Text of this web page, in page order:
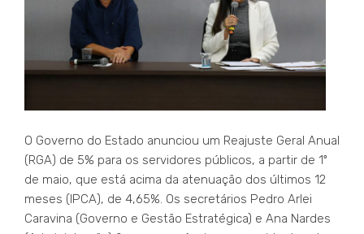
O Governo do Estado anunciou um Reajuste Geral Anual
(RGA) de 5% para os servidores públicos, a partir de 1º
de maio, que está acima da atenuação dos últimos 12
meses (IPCA), de 4,65%. Os secretários Pedro Arlei
Caravina (Governo e Gestão Estratégica) e Ana Nardes